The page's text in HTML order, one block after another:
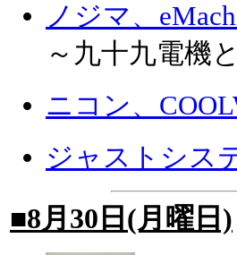
ノジマ、
～九十九電機
ニコン、
ジャストシス
■8月30日(月曜日)